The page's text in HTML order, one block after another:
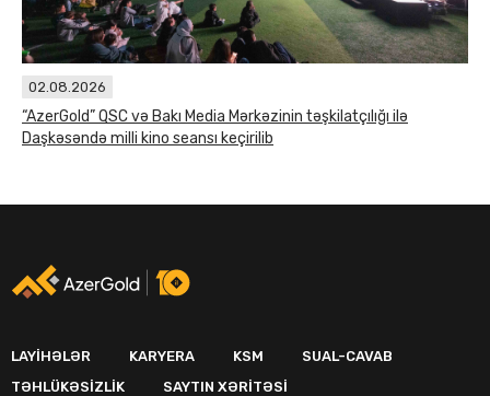
02.08.2026
“AzerGold” QSC və Bakı Media Mərkəzinin təşkilatçılığı ilə
Daşkəsəndə milli kino seansı keçirilib
LAYIHƏLƏR KARYERA KSM
SUAL-CAVAB
TƏHLÜKƏSIZLIK
SAYTIN XƏRITƏSI